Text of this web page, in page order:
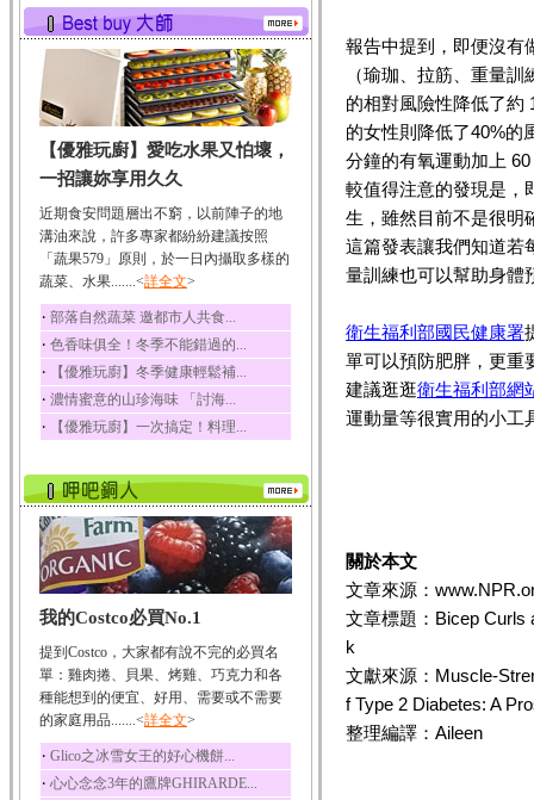
有蛋白質、脂肪、磷...
鮪魚
鮪魚肚肉中的不飽和脂
肪酸內富含EPA和DH...
韭菜
韭菜所含的膳食纖維能
幫助消化與通便；揮...
冬瓜
冬瓜營養價值高，鈉含
量極低是水腫病人的...
豆豉
豆豉裡頭含有營養的蛋
白質、脂肪、鈣、磷...
榛果
榛果裡所含的營養素有
蛋白質、脂肪、醣類...
迷迭香
酸、迷迭香酸、植物...
咖啡
咖啡中的咖啡因會刺激
中樞神經系統，特別...
椰子
椰子含有糖類、脂肪、
荔枝
荔枝性質溫和所含的營
養素有醣類、檸檬酸...
五味子
五味子性質溫熱所含營
養成分有揮發油、檸...
【優雅玩廚】愛吃水果又怕壞，
一招讓妳享用久久
近期食安問題層出不窮，以前陣子的地
溝油來說，許多專家都紛紛建議按照
「蔬果579」原則，於一日內攝取多樣的
蔬菜、水果.......<詳全文>
‧ 部落自然蔬菜 邀都市人共食...
‧ 色香味俱全！冬季不能錯過的...
‧ 【優雅玩廚】冬季健康輕鬆補...
‧ 濃情蜜意的山珍海味 「討海...
‧ 【優雅玩廚】一次搞定！料理...
我的Costco必買No.1
提到Costco，大家都有說不完的必買名
單：雞肉捲、貝果、烤雞、巧克力和各
種能想到的便宜、好用、需要或不需要
的家庭用品.......<詳全文>
‧ Glico之冰雪女王的好心機餅...
‧ 心心念念3年的鷹牌GHIRARDE...
報告中提到，即便沒有
（瑜珈、拉筋、重量
的相對風險性降低了約
的女性則降低了40%的
分鐘的有氧運動加上
較值得注意的發現是，
生，雖然目前不是很明
這篇發表讓我們知道若
量訓練也可以幫助身體
衛生福利部國民健康署
單可以預防肥胖，更重
建議逛逛衛生福利部網
運動量等很實用的小工
關於本文
文章來源：
文章標題：Bicep Curls
k
文獻來源：Muscle-
f Type 2 Diabetes: A
整理編譯：Aileen